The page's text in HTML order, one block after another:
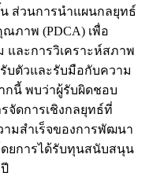
ส่วนการนำแผนกลยุทธ์
ภาพ (PDCA) เพื่อ
และการวิเคราะห์สภาพ
บตัวและรับมือกับความ
กนี้ พบว่าผู้รับผิดชอบ
จัดการเชิงกลยุทธ์ที่
ามสำเร็จของการพัฒนา
ยการได้รับทุนสนับสนุน